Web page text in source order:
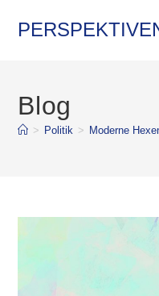
Blog
> Politik > Moderne